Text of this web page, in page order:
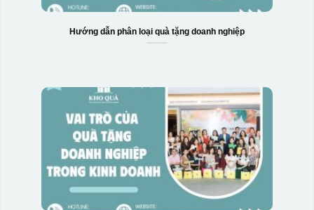
Hướng dẫn phân loại quà tặng doanh nghiệp